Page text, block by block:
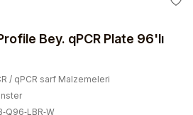
Bey. qPCR Plate 96'lı
/ qPCR sarf Malzemeleri